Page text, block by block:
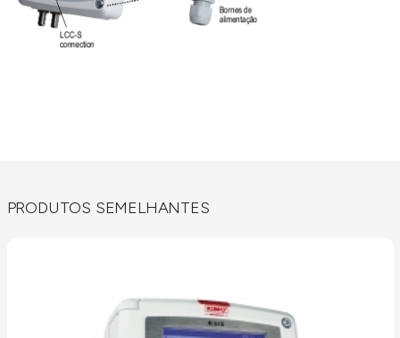
PRODUTOS SEMELHANTES